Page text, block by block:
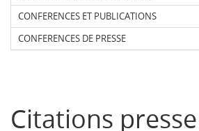
CONFERENCES ET PUBLICATIONS
CONFERENCES DE PRESSE
Citations presse